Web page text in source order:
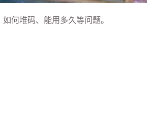
何堆码、能用多久等问题。